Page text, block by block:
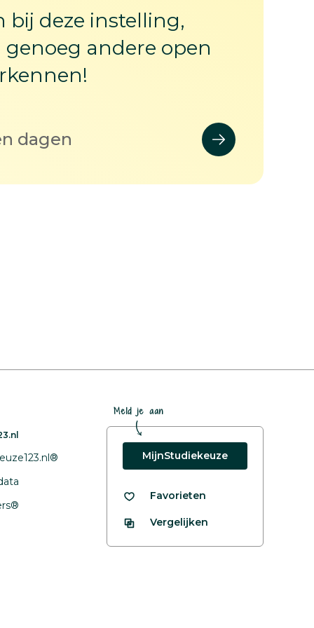
bij deze instelling,
andere open
dagen
Meld je aan
MijnStudiekeuze
Favorieten
Vergelijken